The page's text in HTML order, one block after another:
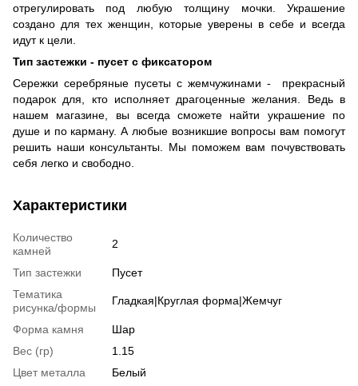
отрегулировать под любую толщину мочки. Украшение
создано для тех женщин, которые уверены в себе и всегда
идут к цели.
Тип застежки - пусет с фиксатором
Сережки серебряные пусеты с жемчужинами - прекрасный
подарок для, кто исполняет драгоценные желания. Ведь в
нашем магазине, вы всегда сможете найти украшение по
душе и по карману. А любые возникшие вопросы вам помогут
решить наши консультанты. Мы поможем вам почувствовать
себя легко и свободно.
Характеристики
Количество
камней
2
Тип застежки
Пусет
Тематика
рисунка/формы
Гладкая|Круглая форма|Жемчуг
Форма камня
Шар
Вес (гр)
1.15
Цвет металла
Белый